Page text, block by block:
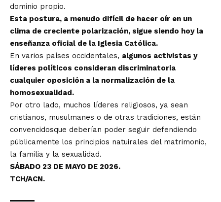
dominio propio.
Esta postura, a menudo difícil de hacer oír en un
clima de creciente polarización, sigue siendo hoy la
enseñanza oficial de la Iglesia Católica.
En varios países occidentales, algunos activistas y
líderes políticos consideran discriminatoria
cualquier oposición a la normalización de la
homosexualidad.
Por otro lado, muchos líderes religiosos, ya sean
cristianos, musulmanes o de otras tradiciones, están
convencidosque deberían poder seguir defendiendo
públicamente los principios natuirales del matrimonio,
la familia y la sexualidad.
SÁBADO 23 DE MAYO DE 2026.
TCH/ACN.